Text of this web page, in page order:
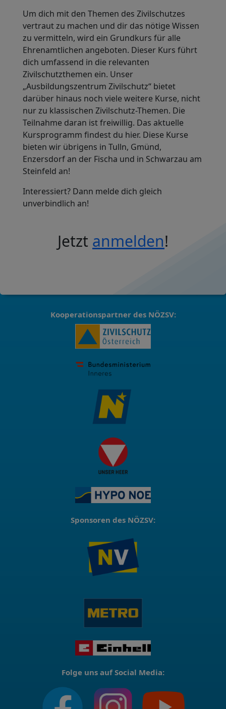
Um dich mit den Themen des Zivilschutzes
vertraut zu machen und dir das nötige Wissen
zu vermitteln, wird ein Grundkurs für alle
Ehrenamtlichen angeboten. Dieser Kurs führt
dich umfassend in die relevanten
Zivilschutzthemen ein. Unser
„Ausbildungszentrum Zivilschutz“ bietet
darüber hinaus noch viele weitere Kurse, nicht
nur zu klassischen Zivilschutz-Themen. Die
Teilnahme daran ist freiwillig. Das aktuelle
Kursprogramm findest du hier. Diese Kurse
bieten wir übrigens in Tulln, Gmünd,
Enzersdorf an der Fischa und in Schwarzau am
Steinfeld an!
Interessiert? Dann melde dich gleich
unverbindlich an!
Jetzt anmelden!
Kooperationspartner des NÖZSV:
Sponsoren des NÖZSV:
Folge uns auf Social Media: